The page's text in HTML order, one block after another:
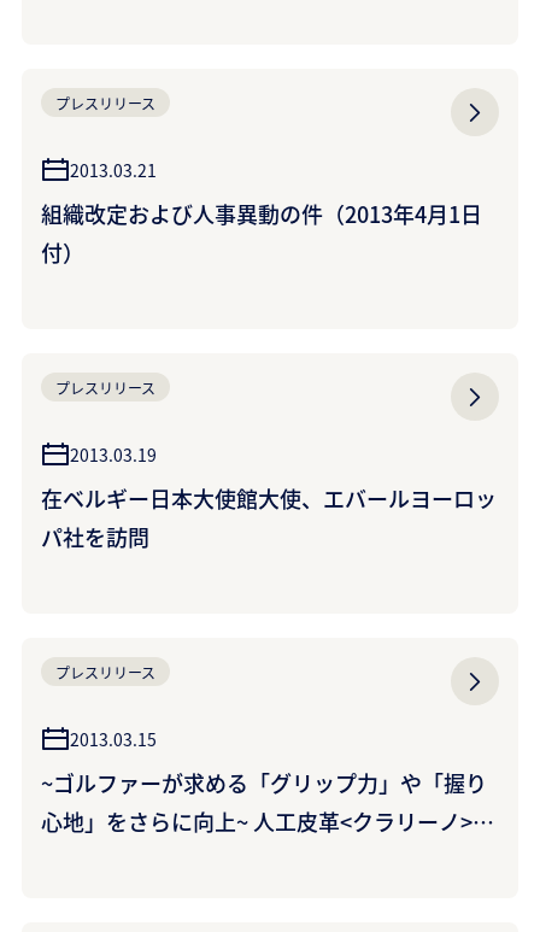
プレスリリース
2013.03.21
組織改定および人事異動の件（2013年4月1日
付）
プレスリリース
2013.03.19
在ベルギー日本大使館大使、エバールヨーロッ
パ社を訪問
プレスリリース
2013.03.15
~ゴルファーが求める「グリップ力」や「握り
心地」をさらに向上~ 人工皮革<クラリーノ>新